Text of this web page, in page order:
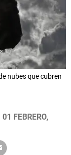
nubes que cubren
FEBRERO,